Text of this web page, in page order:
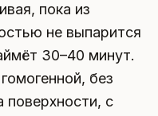
пока из
не выпарится
30–40 минут.
без
с